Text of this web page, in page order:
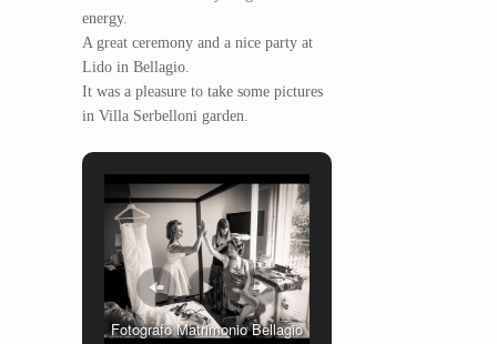
energy.
A great ceremony and a nice party at
Lido in Bellagio.
It was a pleasure to take some pictures
in Villa Serbelloni garden.
Fotografo Matrimonio Bellagio